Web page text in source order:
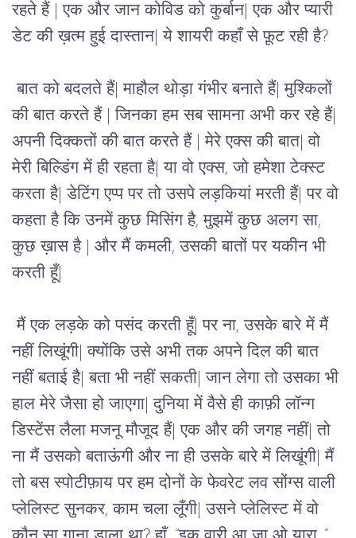
रहते हैं | एक और जान कोविड को कुर्बान| एक और प्यारी
डेट की ख़त्म हुई दास्तान| ये शायरी कहाँ से फ़ूट रही है?
बात को बदलते हैं| माहौल थोड़ा गंभीर बनाते हैं| मुश्किलों
की बात करते हैं | जिनका हम सब सामना अभी कर रहे हैं|
अपनी दिक्कतों की बात करते हैं | मेरे एक्स की बात| वो
मेरी बिल्डिंग में ही रहता है| या वो एक्स, जो हमेशा टेक्स्ट
करता है| डेटिंग एप्प पर तो उसपे लड़कियां मरती हैं| पर वो
कहता है कि उनमें कुछ मिसिंग है, मुझमें कुछ अलग सा,
कुछ ख़ास है | और मैं कमली, उसकी बातों पर यकीन भी
करती हूँ|
मैं एक लड़के को पसंद करती हूँ| पर ना, उसके बारे में मैं
नहीं लिखूंगी| क्योंकि उसे अभी तक अपने दिल की बात
नहीं बताई है| बता भी नहीं सकती| जान लेगा तो उसका भी
हाल मेरे जैसा हो जाएगा| दुनिया में वैसे ही काफ़ी लॉन्ग
डिस्टेंस लैला मजनू मौजूद हैं| एक और की जगह नहीं| तो
ना मैं उसको बताऊंगी और ना ही उसके बारे में लिखूंगी| मैं
तो बस स्पोटीफ़ाय पर हम दोनों के फेवरेट लव सोंग्स वाली
प्लेलिस्ट सुनकर, काम चला लूँगी| उसने प्लेलिस्ट में वो